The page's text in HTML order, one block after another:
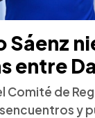
Sáenz
entre
Comité de
y